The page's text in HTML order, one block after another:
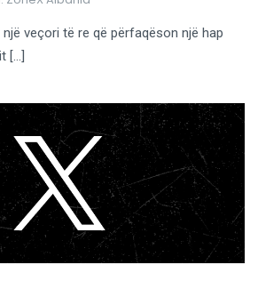
veçori të re që përfaqëson një hap
[…]